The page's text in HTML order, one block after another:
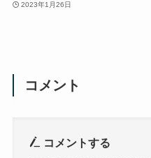
2023年1月26日
コメント
コメントする